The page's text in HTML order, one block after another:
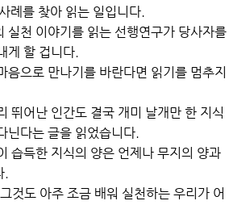
례를 찾아 읽는 일입니다.
실천 이야기를 읽는 선행연구가 당사자를
게 할 겁니다.
음으로 만나기를 바란다면 읽기를 멈추지
뛰어난 인간도 결국 개미 날개만 한 지식
닌다는 글을 읽었습니다.
습득한 지식의 양은 언제나 무지의 양과
.
것도 아주 조금 배워 실천하는 우리가 어